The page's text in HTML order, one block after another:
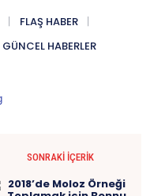
FLAŞ HABER
GÜNCEL HABERLER
SONRAKI İÇERIK